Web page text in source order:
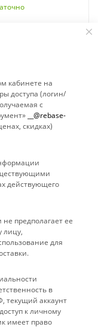
кабинете на
доступа (логин/
с
__@rebase-
скидках)
действующего
предполагает ее
лицу,
для
в
текущий аккаунт
к личному
имеет право